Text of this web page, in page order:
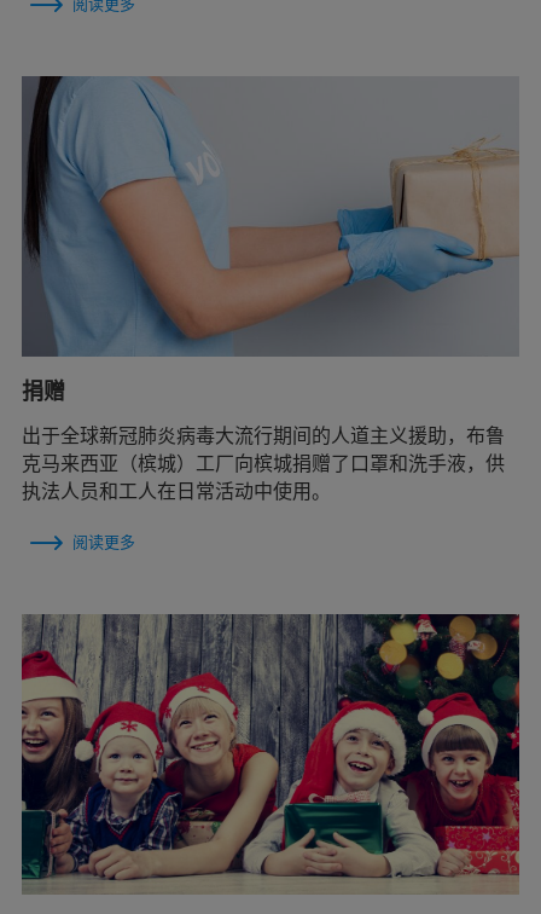
阅读更多
捐赠
出于全球新冠肺炎病毒大流行期间的人道主义援助，布鲁
克马来西亚（槟城）工厂向槟城捐赠了口罩和洗手液，供
执法人员和工人在日常活动中使用。
阅读更多